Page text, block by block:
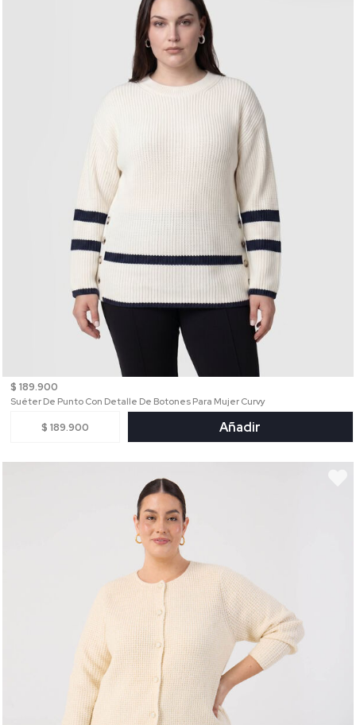
$ 189.900
Suéter De Punto Con Detalle De Botones Para Mujer Curvy
$ 189.900 Añadir